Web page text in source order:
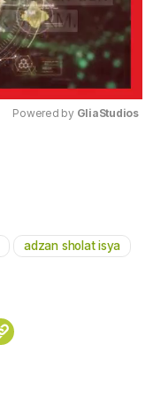
Powered by GliaStudios
adzan sholat isya